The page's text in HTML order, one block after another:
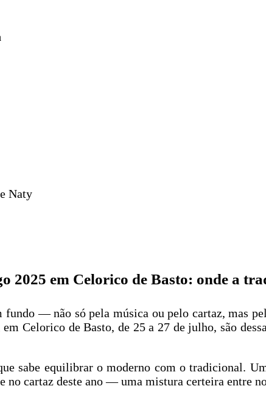
Naty
2025 em Celorico de Basto: onde a
fundo — não só pela música ou pelo cartaz, mas
em Celorico de Basto, de 25 a 27 de julho, são
sabe equilibrar o moderno com o tradicional.
no cartaz deste ano — uma mistura certeira entre